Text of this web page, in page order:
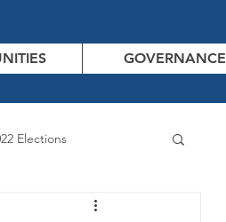
GOVERNANCE
Elections